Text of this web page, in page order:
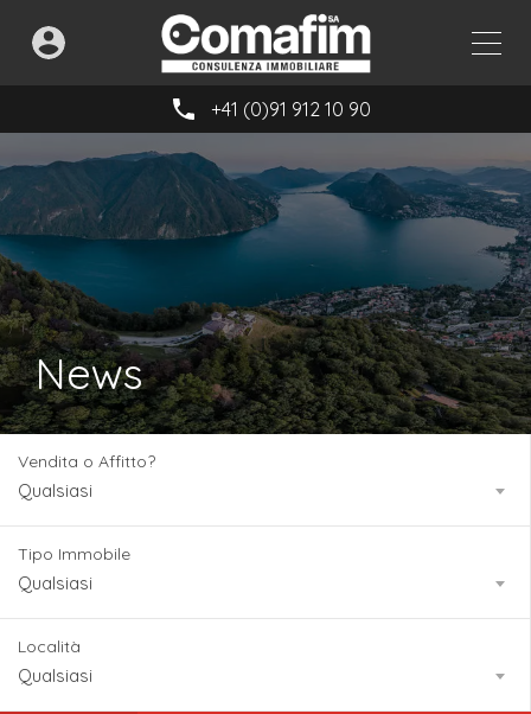
+41 (0)91 912 10 90
News
Vendita o Affitto?
Qualsiasi
Tipo Immobile
Qualsiasi
Località
Qualsiasi